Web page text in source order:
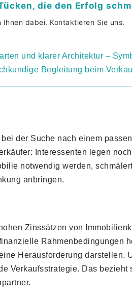
die den Erfolg
dabei. Kontaktieren Sie uns.
der Suche nach einem
Interessenten legen
notwendig werden,
anbringen.
Zinssätzen von
Herausforderung darstellen.
Verkaufsstrategie. Das